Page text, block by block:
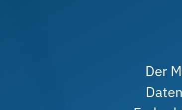
Der